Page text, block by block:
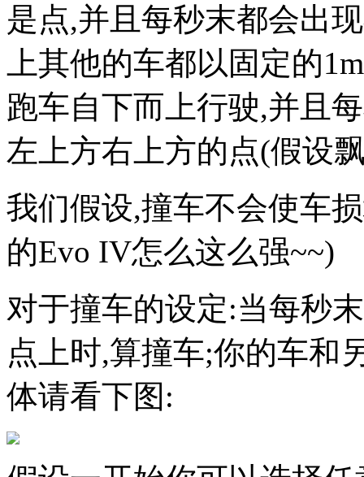
是点,并且每秒末都会出
上其他的车都以固定的
跑车自下而上行驶,并且
左上方右上方的点(假设
我们假设,撞车不会使车
的Evo IV怎么这么强~~)
对于撞车的设定:当每秒
点上时,算撞车;你的车和
体请看下图: